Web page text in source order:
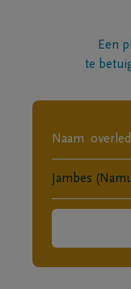
Een
te